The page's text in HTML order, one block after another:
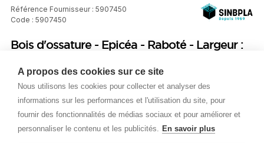
A propos des cookies sur ce site
Nous utilisons les cookies pour collecter et analyser des
informations sur les performances et l'utilisation du site, pour
fournir des fonctionnalités de médias sociaux et pour améliorer et
personnaliser le contenu et les publicités. En savoir plus
Référence Fournisseur : 5907450
Code : 5907450
Bois d'ossature - Epicéa - Raboté - Largeur :
5400 mm
Prix public
Plus 0,26 € d'éco-part. DEEE